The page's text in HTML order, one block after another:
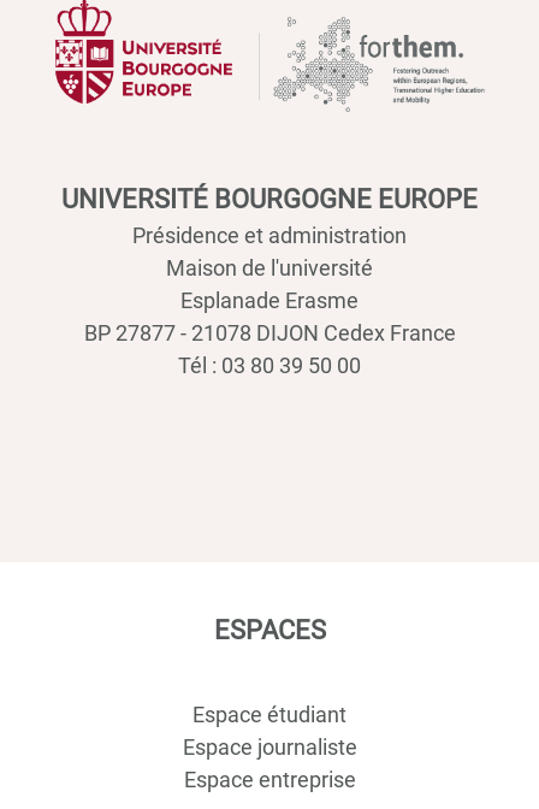
UNIVERSITÉ BOURGOGNE EUROPE
Présidence et administration
Maison de l'université
Esplanade Erasme
BP 27877 - 21078 DIJON Cedex France
Tél : 03 80 39 50 00
ESPACES
Espace étudiant
Espace journaliste
Espace entreprise